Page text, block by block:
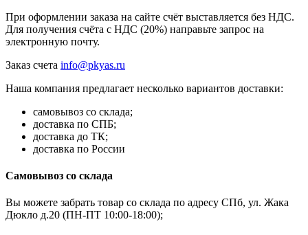
При оформлении заказа на сайте счёт выставляется без НДС.
Для получения счёта с НДС (20%) направьте запрос на
электронную почту.
Заказ счета info@pkyas.ru
Наша компания предлагает несколько вариантов доставки:
самовывоз со склада;
доставка по СПБ;
доставка до ТК;
доставка по России
Самовывоз со склада
Вы можете забрать товар со склада по адресу СПб, ул. Жака
Дюкло д.20 (ПН-ПТ 10:00-18:00);